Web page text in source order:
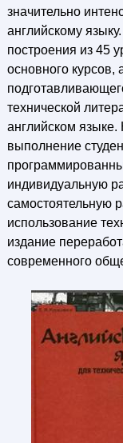
значительно
английскому
построения из 45
основного курсов,
технической
английском
выполнение
индивидуальную
самостоятельную
использование
издание
современного